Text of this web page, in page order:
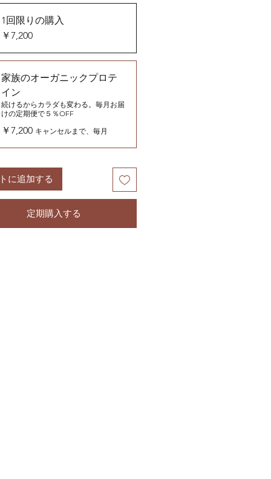
1回限りの購入
￥7,200
家族のオーガニックプロテ
イン
続けるからカラダも変わる。毎月お届
けの定期便で５％OFF
￥7,200 キャンセルまで、毎月
に追加する
定期購入する